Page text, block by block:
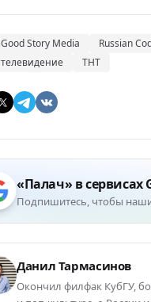
Good Story Media Russian
телевидение
ТНТ
«Палач» в сервисах
Подпишитесь, чтобы
Данил Тармасинов
Окончил филфак КубГУ,